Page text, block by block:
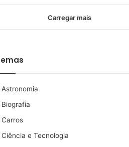
Carregar mais
Astronomia
Biografia
Carros
Ciência e Tecnologia